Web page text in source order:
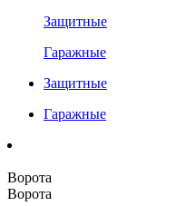
Защитные
Гаражные
Защитные
Гаражные
Ворота
Ворота